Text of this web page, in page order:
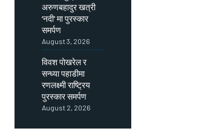
अरुणबहादुर खत्री
‘नदी’ मा पुरस्कार
समर्पण
August 3, 2026
विवश पोखरेल र
सन्ध्या पहाडीमा
रणलक्ष्मी राष्ट्रिय
पुरस्कार समर्पण
August 2, 2026